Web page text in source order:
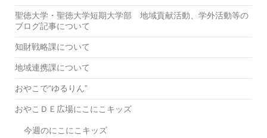
聖徳大学・聖徳大学短期大学部 地域貢献活動、学外活動等の
ブログ記事について
知財戦略課について
地域連携課について
おやこで“ゆるりん”
おやこＤＥ広場にこにこキッズ
今週のにこにこキッズ